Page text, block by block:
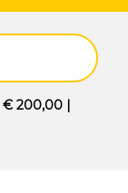
€ 200,00|